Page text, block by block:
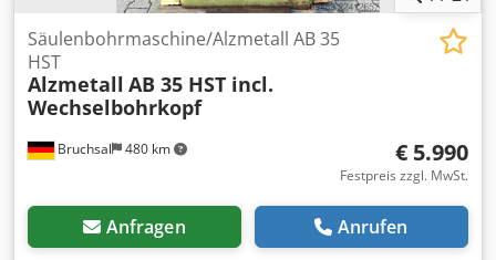
Bruchsal 480 km
Säulenbohrmaschine/Alzmetall AB 35
HST
Alzmetall AB 35 HST incl.
Wechselbohrkopf
€ 5.990
Festpreis zzgl. MwSt.
Anfragen Anrufen